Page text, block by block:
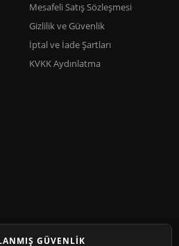
Mesafeli Satış Sözleşmesi
Gizlilik ve Güvenlik
İptal ve İade Şartları
KVKK Aydınlatma
GÜVENLİK